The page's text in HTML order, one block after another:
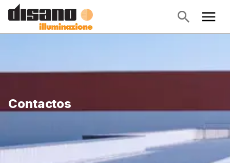
Contactos